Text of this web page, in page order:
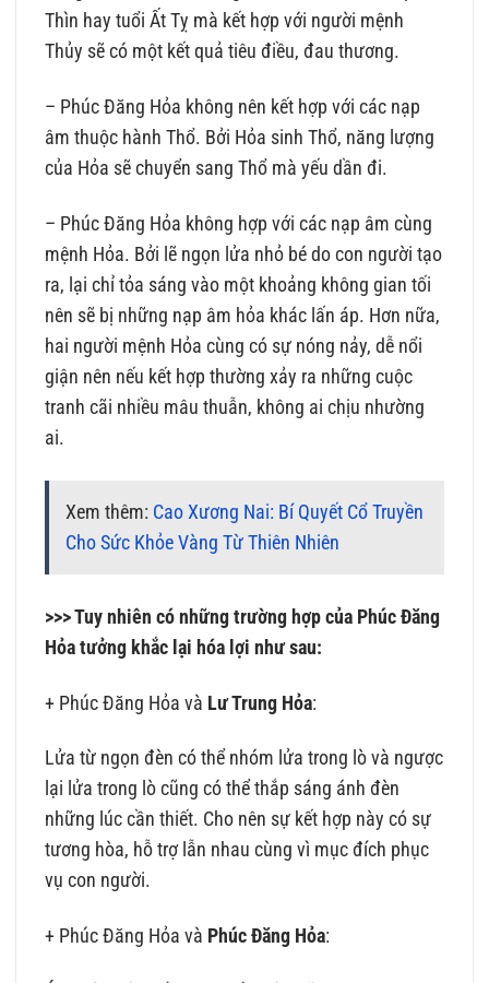
Thìn hay tuổi Ất Tỵ mà kết hợp với người mệnh
Thủy sẽ có một kết quả tiêu điều, đau thương.
– Phúc Đăng Hỏa không nên kết hợp với các nạp
âm thuộc hành Thổ. Bởi Hỏa sinh Thổ, năng lượng
của Hỏa sẽ chuyển sang Thổ mà yếu dần đi.
– Phúc Đăng Hỏa không hợp với các nạp âm cùng
mệnh Hỏa. Bởi lẽ ngọn lửa nhỏ bé do con người tạo
ra, lại chỉ tỏa sáng vào một khoảng không gian tối
nên sẽ bị những nạp âm hỏa khác lấn áp. Hơn nữa,
hai người mệnh Hỏa cùng có sự nóng nảy, dễ nổi
giận nên nếu kết hợp thường xảy ra những cuộc
tranh cãi nhiều mâu thuẫn, không ai chịu nhường
ai.
Xem thêm: Cao Xương Nai: Bí Quyết Cổ Truyền
Cho Sức Khỏe Vàng Từ Thiên Nhiên
>>> Tuy nhiên có những trường hợp của Phúc Đăng
Hỏa tưởng khắc lại hóa lợi như sau:
+ Phúc Đăng Hỏa và Lư Trung Hỏa:
Lửa từ ngọn đèn có thể nhóm lửa trong lò và ngược
lại lửa trong lò cũng có thể thắp sáng ánh đèn
những lúc cần thiết. Cho nên sự kết hợp này có sự
tương hòa, hỗ trợ lẫn nhau cùng vì mục đích phục
vụ con người.
+ Phúc Đăng Hỏa và Phúc Đăng Hỏa: